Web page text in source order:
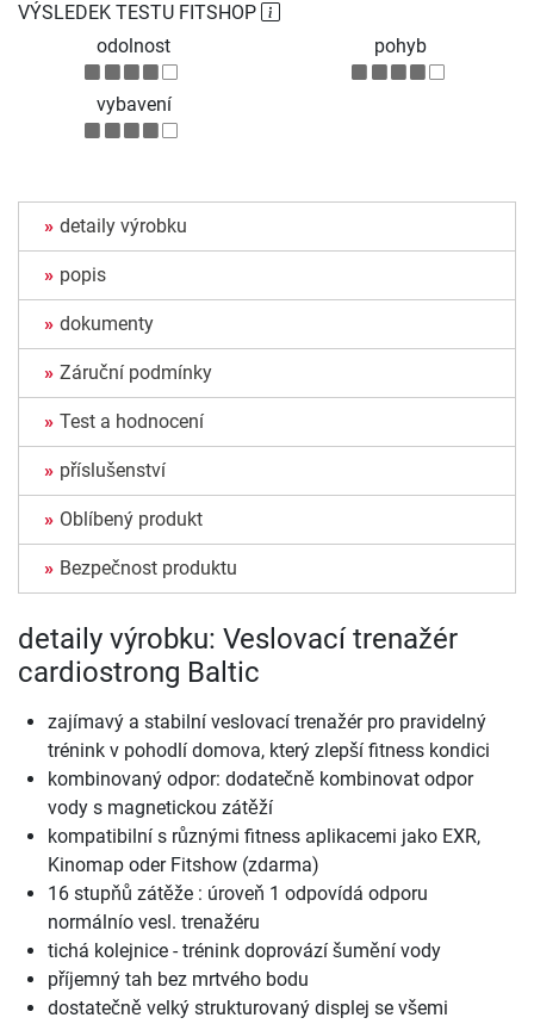
VÝSLEDEK TESTU FITSHOP
odolnost
pohyb
vybavení
detaily výrobku
popis
dokumenty
Záruční podmínky
Test a hodnocení
příslušenství
Oblíbený produkt
Bezpečnost produktu
detaily výrobku: Veslovací trenažér
cardiostrong Baltic
zajímavý a stabilní veslovací trenažér pro pravidelný
trénink v pohodlí domova, který zlepší fitness kondici
kombinovaný odpor: dodatečně kombinovat odpor
vody s magnetickou zátěží
kompatibilní s různými fitness aplikacemi jako EXR,
Kinomap oder Fitshow (zdarma)
16 stupňů zátěže : úroveň 1 odpovídá odporu
normálnío vesl. trenažéru
tichá kolejnice - trénink doprovází šumění vody
příjemný tah bez mrtvého bodu
dostatečně velký strukturovaný displej se všemi